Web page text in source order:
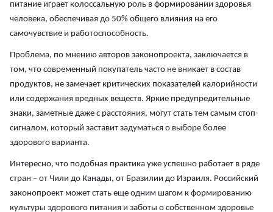
питание играет колоссальную роль в формировании здоровья
человека, обеспечивая до 50% общего влияния на его
самочувствие и работоспособность.
Проблема, по мнению авторов законопроекта, заключается в
том, что современный покупатель часто не вникает в состав
продуктов, не замечает критических показателей калорийности
или содержания вредных веществ. Яркие предупредительные
знаки, заметные даже с расстояния, могут стать тем самым стоп-
сигналом, который заставит задуматься о выборе более
здорового варианта.
Интересно, что подобная практика уже успешно работает в ряде
стран – от Чили до Канады, от Бразилии до Израиля. Российский
законопроект может стать еще одним шагом к формированию
культуры здорового питания и заботы о собственном здоровье